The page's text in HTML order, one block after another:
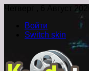
Четверг , 6 Август 2026
Войти
Switch skin